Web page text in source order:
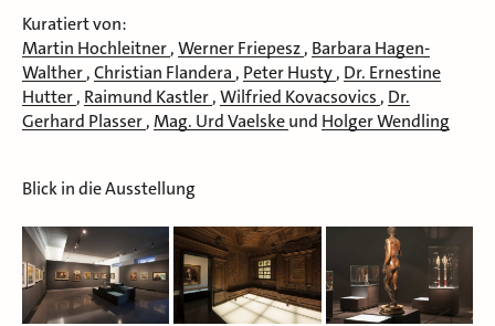
Kuratiert von:
Martin Hochleitner,Werner Friepesz, Barbara Hagen-
Walther,Christian Flandera , Peter Husty, Dr. Ernestine
Hutter, Raimund Kastler,Wilfried Kovacsovics , Dr.
Gerhard Plasser,Mag. Urd Vaelskeund Holger Wendling
Blick in die Ausstellung